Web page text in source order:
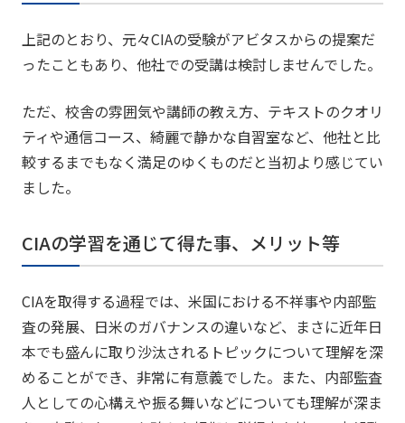
上記のとおり、元々CIAの受験がアビタスからの提案だ
ったこともあり、他社での受講は検討しませんでした。
ただ、校舎の雰囲気や講師の教え方、テキストのクオリ
ティや通信コース、綺麗で静かな自習室など、他社と比
較するまでもなく満足のゆくものだと当初より感じてい
ました。
CIAの学習を通じて得た事、メリット等
CIAを取得する過程では、米国における不祥事や内部監
査の発展、日米のガバナンスの違いなど、まさに近年日
本でも盛んに取り沙汰されるトピックについて理解を深
めることができ、非常に有意義でした。また、内部監査
人としての心構えや振る舞いなどについても理解が深ま